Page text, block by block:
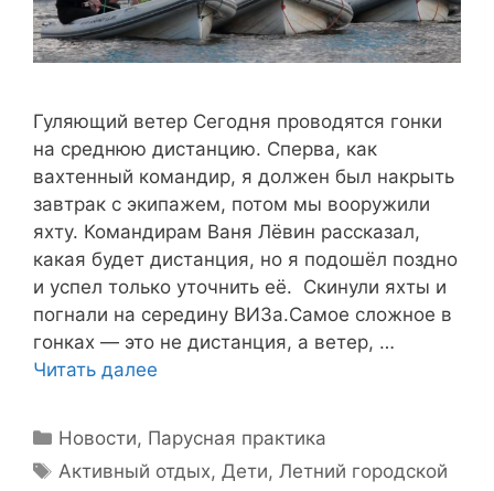
Гуляющий ветер Сегодня проводятся гонки
на среднюю дистанцию. Сперва, как
вахтенный командир, я должен был накрыть
завтрак с экипажем, потом мы вооружили
яхту. Командирам Ваня Лёвин рассказал,
какая будет дистанция, но я подошёл поздно
и успел только уточнить её. Скинули яхты и
погнали на середину ВИЗа.Самое сложное в
гонках — это не дистанция, а ветер, …
Читать далее
Рубрики
Новости, Парусная практика
Метки
Активный отдых,Дети,Летний городской